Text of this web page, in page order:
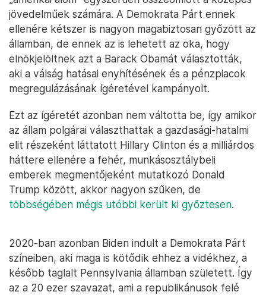
jövedelműek számára. A Demokrata Párt ennek
ellenére kétszer is nagyon magabiztosan győzött az
államban, de ennek az is lehetett az oka, hogy
elnökjelöltnek azt a Barack Obamát választották,
aki a válság hatásai enyhítésének és a pénzpiacok
megregulázásának ígéretével kampányolt.
Ezt az ígéretét azonban nem váltotta be, így amikor
az állam polgárai választhattak a gazdasági-hatalmi
elit részeként láttatott Hillary Clinton és a milliárdos
háttere ellenére a fehér, munkásosztálybeli
emberek megmentőjeként mutatkozó Donald
Trump között, akkor nagyon szűken, de
többségében mégis utóbbi került ki győztesen.
2020-ban azonban Biden indult a Demokrata Párt
színeiben, aki maga is kötődik ehhez a vidékhez, a
később taglalt Pennsylvania államban született. Így
az a 20 ezer szavazat, ami a republikánusok felé